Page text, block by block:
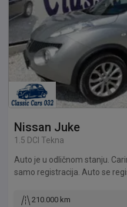
Nissan Juke
1.5 DCI Tekna
Auto je u odličnom stanju.
samo registracija. Auto se
210.000 km